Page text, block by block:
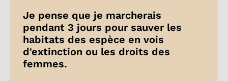
Je pense que je marcherais
pendant 3 jours pour sauver les
habitats des espèce en vois
d'extinction ou les droits des
femmes.